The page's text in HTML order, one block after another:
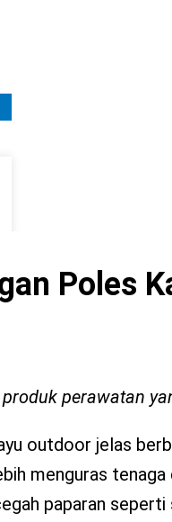
Poles
perawatan
outdoor jelas
menguras tenaga
paparan seperti